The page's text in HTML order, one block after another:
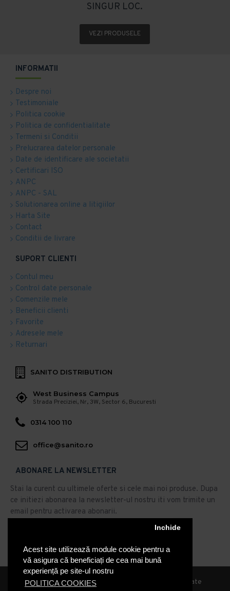
Acest site utilizează module cookie pentru a
vă asigura că beneficiați de cea mai bună
experiență pe site-ul nostru
POLITICA COOKIES
Inchide
SINGUR LOC.
VEZI PRODUSELE
INFORMATII
Despre noi
Testimoniale
Politica cookie
Politica de confidentialitate
Termeni si Conditii
Prelucrarea datelor personale
Date de identificare ale societatii
Certificari ISO
ANPC
ANPC - SAL
Solutionarea online a litigiilor
Harta Site
Contact
Conditii de livrare
SUPORT CLIENTI
Contul meu
Control date personale
Comenzile mele
Beneficii clienti
Favorite
Adresele mele
Returnari
SANITO DISTRIBUTION
West Business Campus
Strada Preciziei, Nr, 3W, Sector 6, Bucuresti
0314 100 110
office@sanito.ro
ABONARE LA NEWSLETTER
Stai la curent cu ultimele oferte si cele mai noi produse. Dupa
ce initiezi abonarea la newsletter-ul nostru iti vom trimite un
email pentru activarea abonarii.
Abonare
Am citit şi sunt de acord cu Politica de Confidentialitate
© 2019, Sanito Distribution, Toate drepturile rezervate